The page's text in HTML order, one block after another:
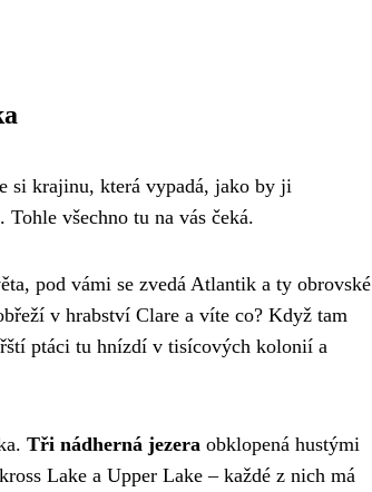
si krajinu, která vypadá, jako by ji
všechno tu na vás čeká.
pod vámi se zvedá Atlantik a ty obrovské
v hrabství Clare a víte co? Když tam
ptáci tu hnízdí v tisícových kolonií a
Tři nádherná jezera obklopená hustými
Lake a Upper Lake – každé z nich má